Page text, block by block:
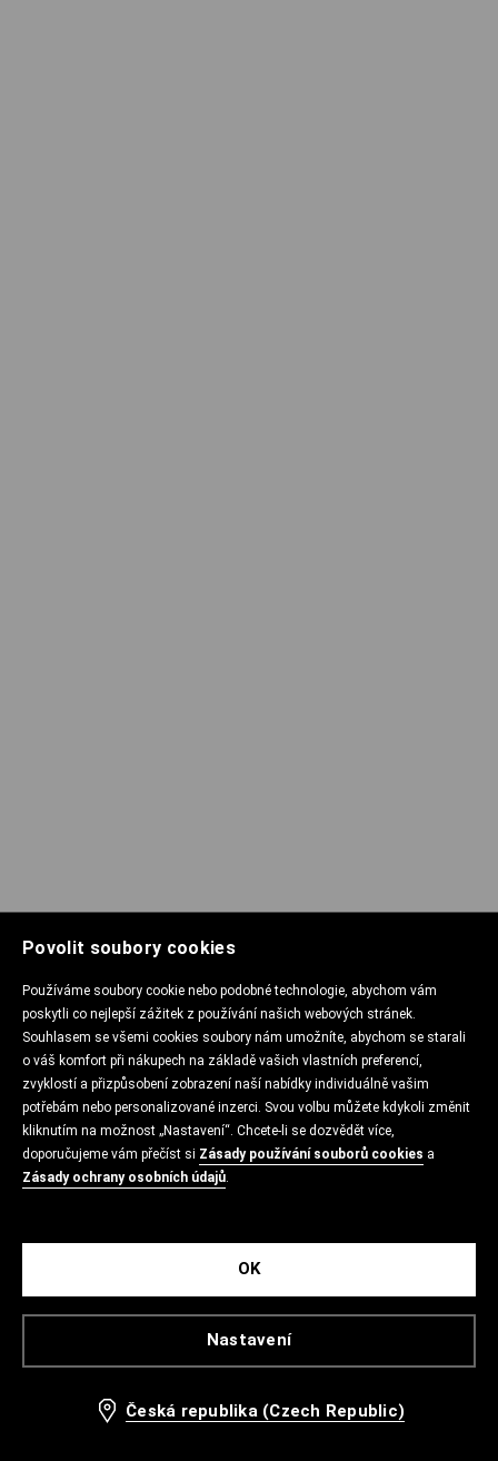
Povolit soubory cookies
Používáme soubory cookie nebo podobné technologie, abychom vám
poskytli co nejlepší zážitek z používání našich webových stránek.
Souhlasem se všemi cookies soubory nám umožníte, abychom se starali
o váš komfort při nákupech na základě vašich vlastních preferencí,
zvyklostí a přizpůsobení zobrazení naší nabídky individuálně vašim
potřebám nebo personalizované inzerci. Svou volbu můžete kdykoli změnit
kliknutím na možnost „Nastavení“. Chcete-li se dozvědět více,
doporučujeme vám přečíst si Zásady používání souborů cookies a
Zásady ochrany osobních údajů.
Nastavení
OK
Česká republika (Czech Republic)